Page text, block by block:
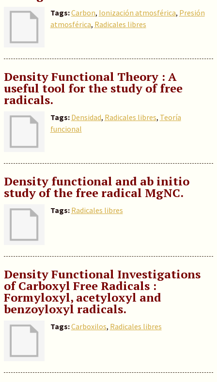
Tags:Carbon, Ionización atmosférica, Presión
atmosférica, Radicales libres
Density Functional Theory : A
useful tool for the study of free
radicals.
Tags: Densidad, Radicales libres, Teoría
funcional
Density functional and ab initio
study of the free radical MgNC.
Tags: Radicales libres
Density Functional Investigations
of Carboxyl Free Radicals :
Formyloxyl, acetyloxyl and
benzoyloxyl radicals.
Tags:Carboxilos, Radicales libres